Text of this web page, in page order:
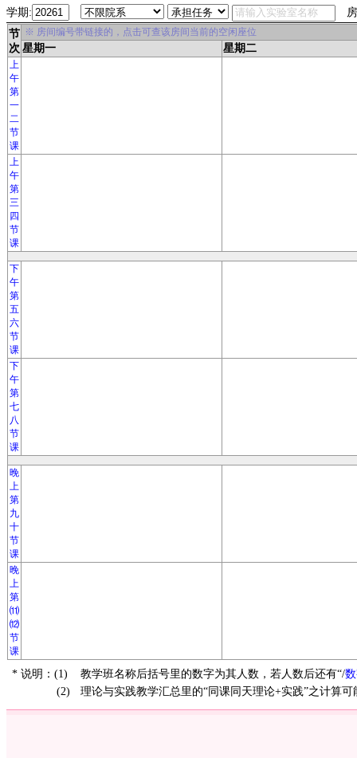
学期: 房
节
次
※ 房间编号带链接的，点击可查该房间当前的空闲座位
星期一 星期二
上
午
第
一
二
节
课
上
午
第
三
四
节
课
下
午
第
五
六
节
课
下
午
第
七
八
节
课
晚
上
第
九
十
节
课
晚
上
第
⑾
⑿
节
课
* 说明：(1) 教学班名称后括号里的数字为其人数，若人数后还有“/
(2)
理论与实践教学汇总里的“同课同天理论+实践”之计算